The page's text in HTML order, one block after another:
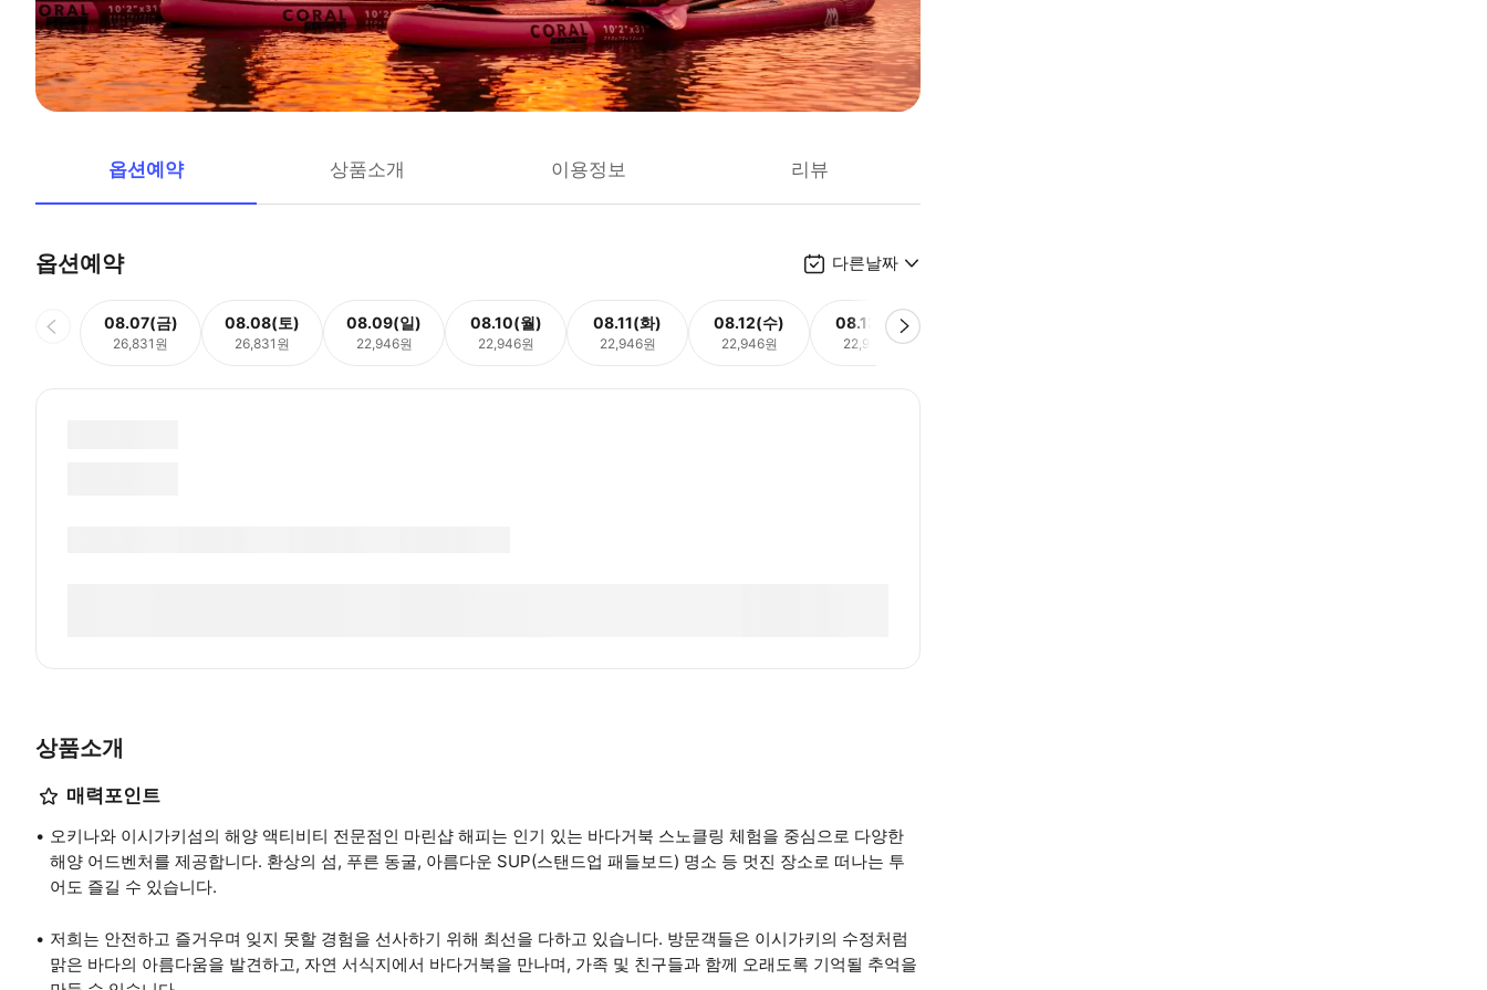
옵션예약 상품소개 이용정보 리뷰
옵션예약 다른날짜
08.07(금)
26,831원
08.08(토)
26,831원
08.09(일)
22,946원
08.10(월)
22,946원
08.11(화)
22,946원
08.12(수)
22,946원
08.13(목)
22,946원
상품소개
매력포인트
오키나와 이시가키섬의 해양 액티비티 전문점인 마린샵 해피는 인기 있는 바다거북 스노클링 체험을 중심으로 다양한
해양 어드벤처를 제공합니다. 환상의 섬, 푸른 동굴, 아름다운 SUP(스탠드업 패들보드) 명소 등 멋진 장소로 떠나는 투
어도 즐길 수 있습니다.
저희는 안전하고 즐거우며 잊지 못할 경험을 선사하기 위해 최선을 다하고 있습니다. 방문객들은 이시가키의 수정처럼
맑은 바다의 아름다움을 발견하고, 자연 서식지에서 바다거북을 만나며, 가족 및 친구들과 함께 오래도록 기억될 추억을